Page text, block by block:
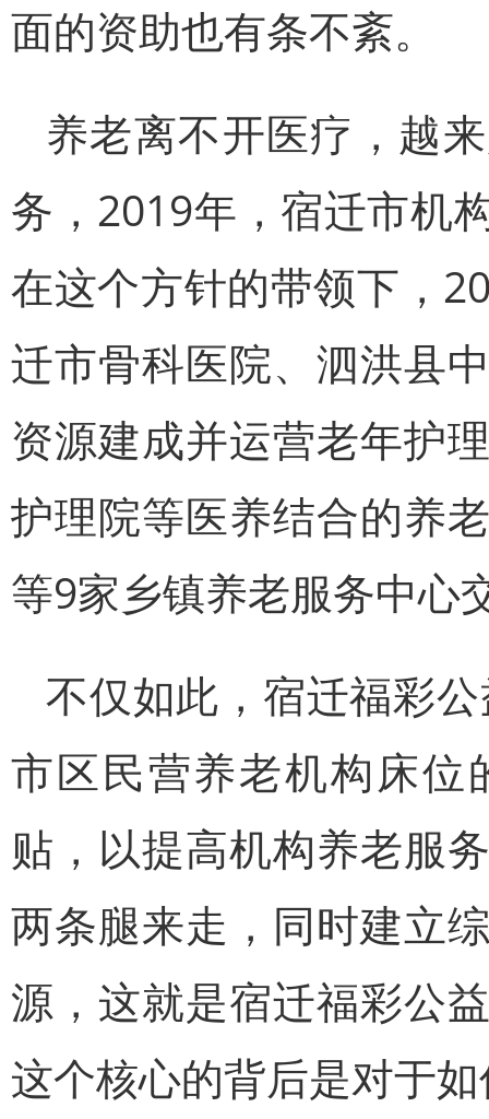
面的资助也有条不紊。
养老离不开医疗，越
务，2019年，宿迁市机
在这个方针的带领下，
迁市骨科医院、泗洪县
资源建成并运营老年护
护理院等医养结合的养
等9家乡镇养老服务中心
不仅如此，宿迁福彩
市区民营养老机构床位
贴，以提高机构养老服
两条腿来走，同时建立
源，这就是宿迁福彩公
这个核心的背后是对于